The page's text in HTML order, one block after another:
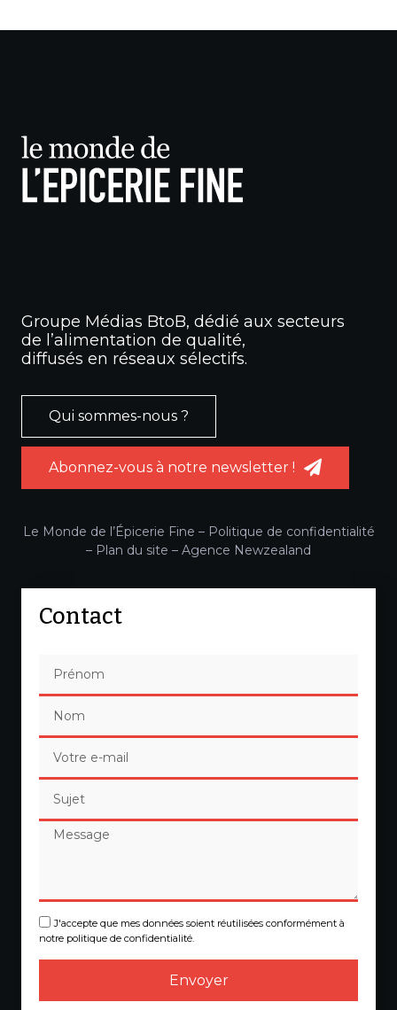
Groupe Médias BtoB, dédié aux secteurs
de l’alimentation de qualité,
diffusés en réseaux sélectifs.
Qui sommes-nous ?
Abonnez-vous à notre newsletter !
Le Monde de l’Épicerie Fine – Politique de confidentialité
– Plan du site – Agence Newzealand
Contact
J'accepte que mes données soient réutilisées conformément à
notre politique de confidentialité.
Envoyer